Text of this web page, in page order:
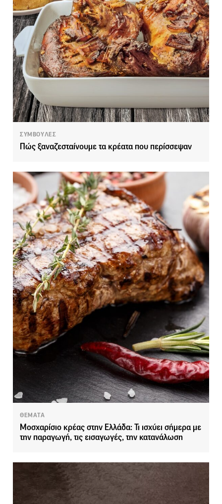
ΣΥΜΒΟΥΛΕΣ
Πώς ξαναζεσταίνουμε τα κρέατα που περίσσεψαν
ΘΕΜΑΤΑ
Μοσχαρίσιο κρέας στην Ελλάδα: Τι ισχύει σήμερα με
την παραγωγή, τις εισαγωγές, την κατανάλωση